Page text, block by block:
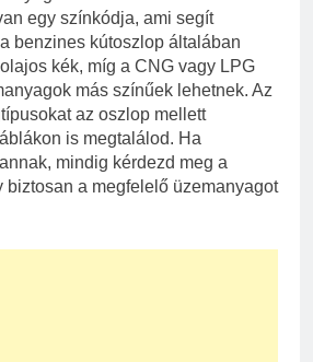
egy színkódja, ami segít
benzines kútoszlop általában
kék, míg a CNG vagy LPG
más színűek lehetnek. Az
az oszlop mellett
is megtalálod. Ha
mindig kérdezd meg a
biztosan a megfelelő üzemanyagot